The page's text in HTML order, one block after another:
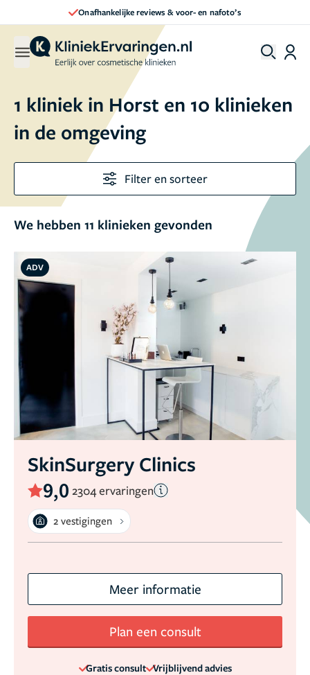
Direct een afspraak maken
1 kliniek in Horst en 10 klinieken
in de omgeving
Filter en sorteer
We hebben 11 klinieken gevonden
ADV
SkinSurgery Clinics
9,0 2304 ervaringen
2 vestigingen
Meer informatie
Plan een consult
Gratis consult Vrijblijvend advies